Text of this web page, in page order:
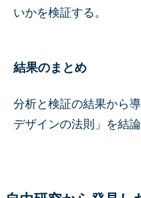
いかを検証する。
結果のまとめ
分析と検証の結果から
デザインの法則」を結